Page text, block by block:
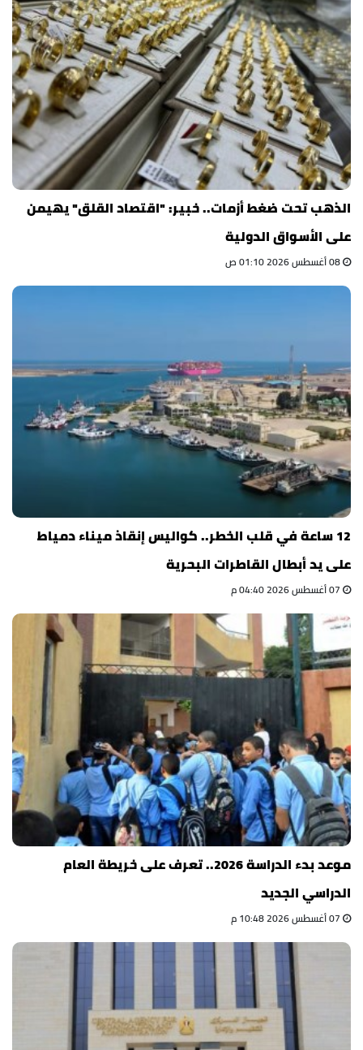
الذهب تحت ضغط أزمات.. خبير: "اقتصاد القلق" يهيمن
على الأسواق الدولية
12 ساعة في قلب الخطر.. كواليس إنقاذ ميناء دمياط
على يد أبطال القاطرات البحرية
موعد بدء الدراسة 2026.. تعرف على خريطة العام
الدراسي الجديد